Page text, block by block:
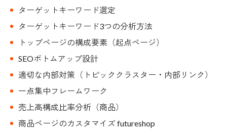
ターゲットキーワード選定
ターゲットキーワード3つの分析方法
トップページの構成要素（起点ページ）
SEOボトムアップ設計
適切な内部対策（トピッククラスター・内部リンク）
一点集中フレームワーク
売上高構成比率分析（商品）
商品ページのカスタマイズ futureshop